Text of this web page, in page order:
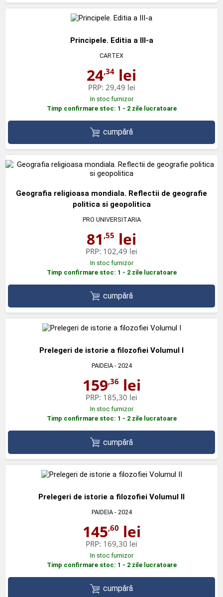
Principele. Editia a III-a
CARTEX
24,34 lei
PRP: 29,49 lei
In stoc furnizor
Timp confirmare stoc: 1 - 2 zile lucratoare
cumpără
Geografia religioasa mondiala. Reflectii de geografie
politica si geopolitica
PRO UNIVERSITARIA
81 ,55 lei
PRP: 102,49 lei
In stoc furnizor
Timp confirmare stoc: 1 - 2 zile lucratoare
cumpără
Prelegeri de istorie a filozofiei Volumul I
PAIDEIA- 2024
159,36 lei
PRP: 185,30 lei
In stoc furnizor
Timp confirmare stoc: 1 - 2 zile lucratoare
cumpără
Prelegeri de istorie a filozofiei Volumul II
PAIDEIA- 2024
145,60 lei
PRP: 169,30 lei
In stoc furnizor
Timp confirmare stoc: 1 - 2 zile lucratoare
cumpără